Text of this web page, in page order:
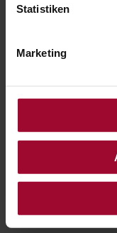
Statistiken
Marketing
WE
PRODUCTS: